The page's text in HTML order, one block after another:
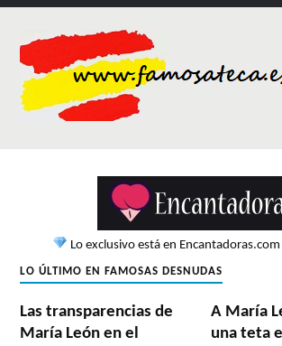
Lo exclusivo está en Encantadoras.com
LO ÚLTIMO EN FAMOSAS DESNUDAS
Las transparencias de
María León en el
A María
una teta